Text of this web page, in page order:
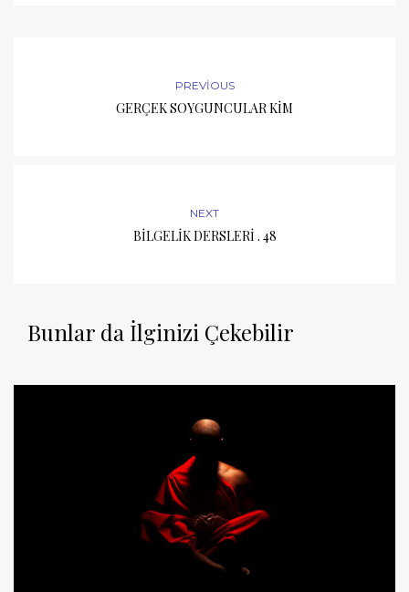
PREVIOUS
GERÇEK SOYGUNCULAR KİM
NEXT
BİLGELİK DERSLERİ . 48
Bunlar da İlginizi Çekebilir